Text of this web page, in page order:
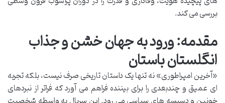
بررسی می کند.
مقدمه: ورود به جهان خشن و جذاب
انگلستان باستان
«آخرین امپراطوری» نه تنها یک داستان تاریخی صرف نیست، بلکه تجربه
ای عمیق و چندبعدی را برای بیننده فراهم می آورد که فراتر از نبردهای